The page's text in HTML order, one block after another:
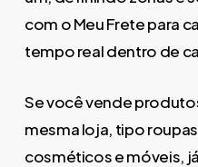
com o Meu Frete para
tempo real dentro de
Se você vende
mesma loja, tipo
cosméticos e móveis,